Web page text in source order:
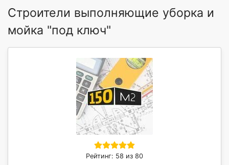
Строители выполняющие уборка и
мойка "под ключ"
Рейтинг: 58 из 80